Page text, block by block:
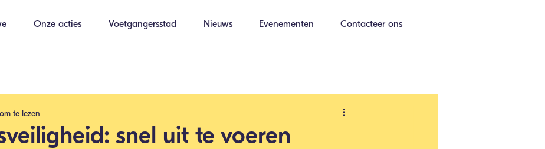
Onze acties Voetgangersstad Nieuws Evenementen Contacteer ons
snel uit te voeren
te lezen